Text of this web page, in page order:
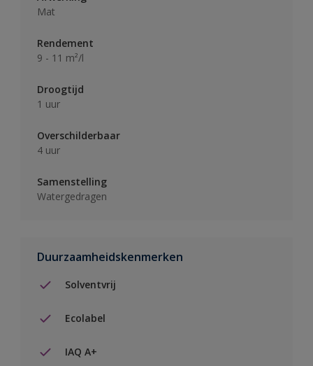
Mat
Rendement
9 - 11 m²/l
Droogtijd
1 uur
Overschilderbaar
4 uur
Samenstelling
Watergedragen
Duurzaamheidskenmerken
Solventvrij
Ecolabel
IAQ A+